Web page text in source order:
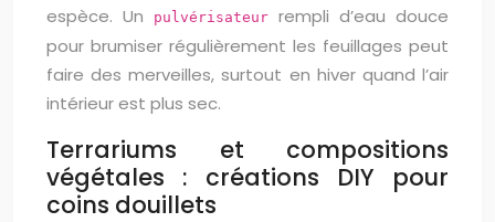
espèce. Un
pulvérisateur rempli d’eau douce
pour brumiser régulièrement les feuillages peut
faire des merveilles, surtout en hiver quand l’air
intérieur est plus sec.
Terrariums et compositions
végétales : créations DIY pour
coins douillets